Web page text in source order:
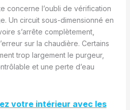
concerne l’oubli de vérification
Un circuit sous-dimensionné en
s’arrête complètement,
sur la chaudière. Certains
trop largement le purgeur,
et une perte d’eau
votre intérieur avec les